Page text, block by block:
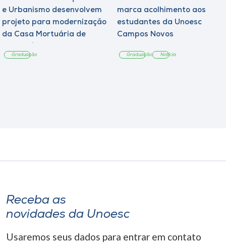
e Urbanismo desenvolvem
projeto para modernização
da Casa Mortuária de
Graduação
marca acolhimento aos
estudantes da Unoesc
Campos Novos
Graduação Notícia
Receba as
novidades da Unoesc
Usaremos seus dados para entrar em contato